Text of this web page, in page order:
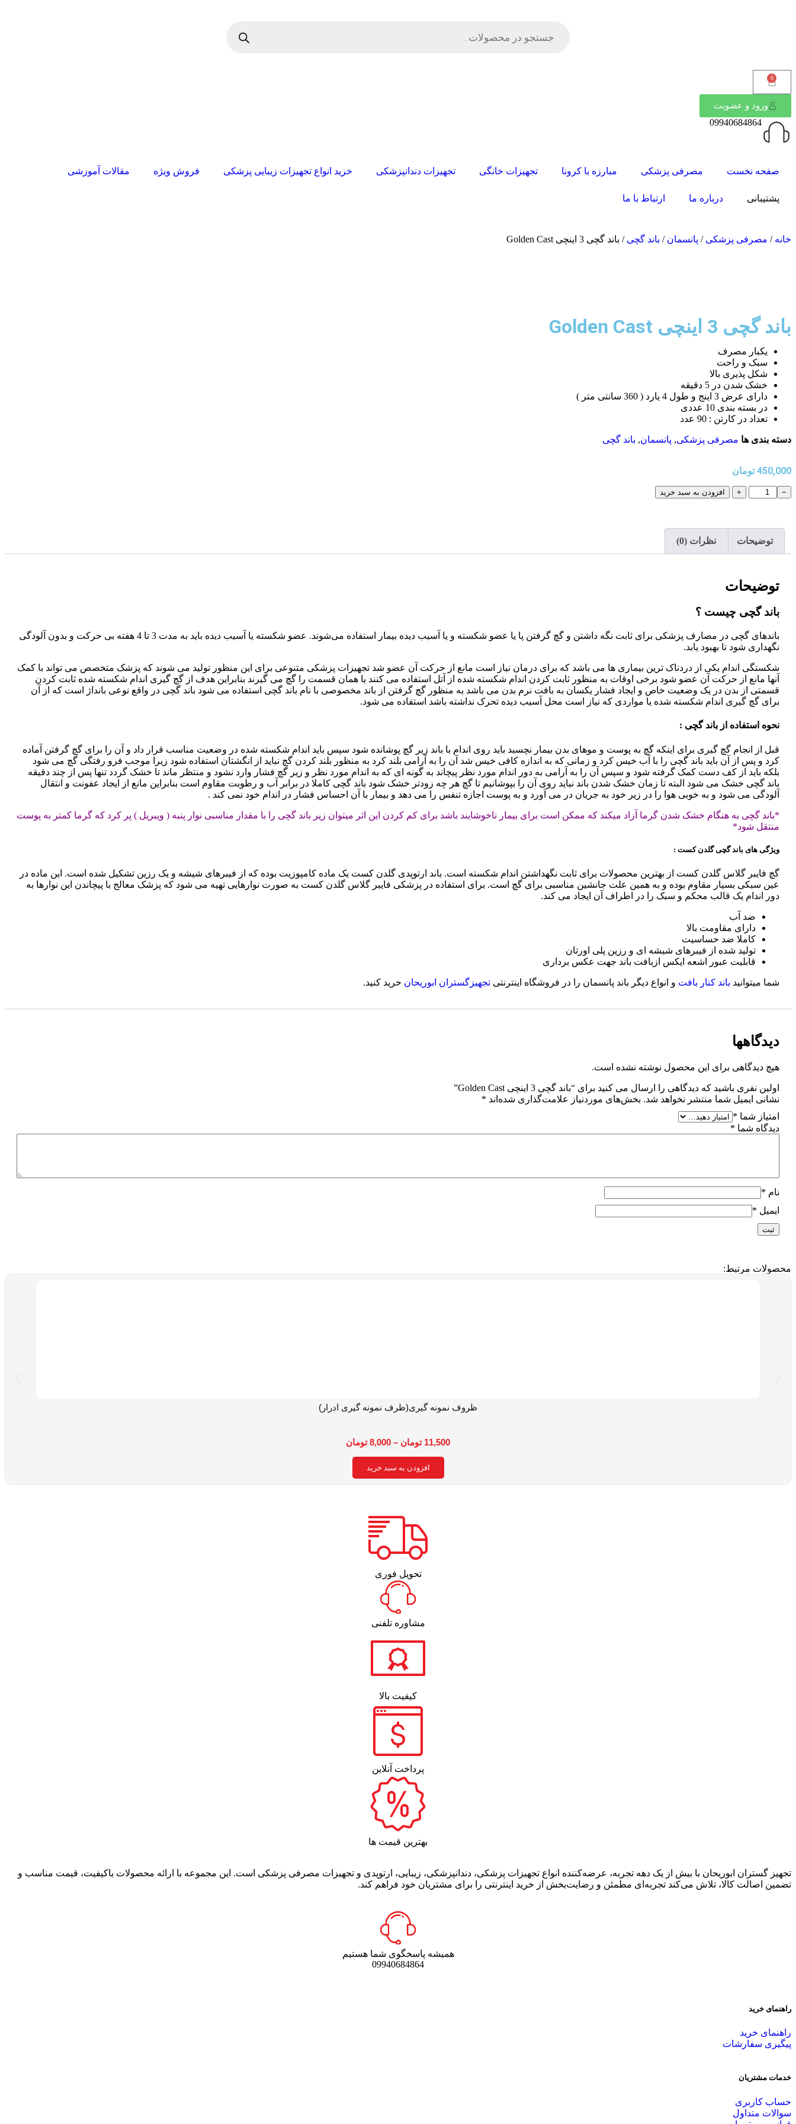
0
ورود و عضویت
09940684864
صفحه نخست مصرفی پزشکی مبارزه با کرونا تجهیزات خانگی تجهیزات دندانپزشکی خرید انواع تجهیزات زیبایی پزشکی فروش ویژه مقالات آموزشی
پشتیبانی درباره ما ارتباط با ما
خانه / مصرفی پزشکی / پانسمان / باند گچی / باند گچی 3 اینچی Golden Cast
باند گچی 3 اینچی Golden Cast
یکبار مصرف
سبک و راحت
شکل پذیری بالا
خشک شدن در 5 دقیقه
دارای عرض 3 اینج و طول 4 یارد ( 360 سانتی متر )
در بسته بندی 10 عددی
تعداد در کارتن : 90 عدد
دسته بندی ها مصرفی پزشکی, پانسمان, باند گچی
450,000 تومان
−
+ افزودن به سبد خرید
توضیحات نظرات (0)
توضیحات
باند گچی چیست ؟
باندهای گچی در مصارف پزشکی برای ثابت نگه داشتن و گچ گرفتن پا یا عضو شکسته و یا آسیب دیده بیمار استفاده می‌شوند. عضو شکسته یا آسیب دیده باید به مدت 3 تا 4 هفته بی حرکت و بدون آلودگی
نگهداری شود تا بهبود یابد.
شکستگی اندام یکی از دردناک ترین بیماری ها می باشد که برای درمان نیاز است مانع از حرکت آن عضو شد تجهیزات پزشکی متنوعی برای این منظور تولید می شوند که پزشک متخصص می تواند با کمک
آنها مانع از حرکت آن عضو شود برخی اوقات به منظور ثابت کردن اندام شکسته شده از آتل استفاده می کنند یا همان قسمت را گچ می گیرند بنابراین هدف از گچ گیری اندام شکسته شده ثابت کردن
قسمتی از بدن در یک وضعیت خاص و ایجاد فشار یکسان به بافت نرم بدن می باشد به منظور گچ گرفتن از باند مخصوصی با نام باند گچی استفاده می شود باند گچی در واقع نوعی بانداژ است که از آن
برای گچ گیری اندام شکسته شده یا مواردی که نیاز است محل آسیب دیده تحرک نداشته باشد استفاده می شود.
نحوه استفاده از باند گچی :
قبل از انجام گچ گیری برای اینکه گچ به پوست و موهای بدن بیمار نچسبد باید روی اندام با باند زیر گچ پوشانده شود سپس باید اندام شکسته شده در وضعیت مناسب قرار داد و آن را برای گچ گرفتن آماده
کرد و پس از آن باید باند گچی را با آب خیس کرد و زمانی که به اندازه کافی خیس شد آن را به آرامی بلند کرد به منظور بلند کردن گچ نباید از انگشتان استفاده شود زیرا موجب فرو رفتگی گچ می شود
بلکه باید از کف دست کمک گرفته شود و سپس آن را به آرامی به دور اندام مورد نظر پیچاند به گونه ای که به اندام مورد نظر و زیر گچ فشار وارد نشود و منتظر ماند تا خشک‌ گردد تنها پس از چند دقیقه
باند گچی خشک می شود البته تا زمان خشک شدن باند نباید روی آن را بپوشانیم تا گچ هر چه زودتر خشک شود باند گچی کاملا در برابر آب و رطوبت مقاوم است بنابراین مانع از ایجاد عفونت و انتقال
آلودگی می شود و به خوبی هوا را در زیر خود به جریان در می آورد و به پوست اجازه تنفس را می دهد و بیمار با آن احساس فشار در اندام خود نمی کند .
*باند گچی به هنگام خشک شدن گرما آزاد میکند که ممکن است برای بیمار ناخوشایند باشد برای کم کردن این اثر میتوان زیر باند گچی را با مقدار مناسبی نوار پنبه ( ویبریل ) پر کرد که گرما کمتر به پوست
منتقل شود*
ویژگی های باند گچی گلدن کست :
گچ فایبر گلاس گلدن کست از بهترین محصولات برای ثابت نگهداشتن اندام شکسته است. باند ارتوپدی گلدن کست یک ماده کامپوزیت بوده که از فیبرهای شیشه و یک رزین تشکیل شده است. این ماده در
عین سبکی بسیار مقاوم بوده و به همین علت جانشین مناسبی برای گچ است. برای استفاده در پزشکی فایبر گلاس گلدن کست به صورت نوارهایی تهیه می شود که پزشک معالج با پیچاندن این نوارها به
دور اندام یک قالب محکم و سبک را در اطراف آن ایجاد می کند.
ضد آب
دارای مقاومت بالا
کاملا ضد حساسیت
تولید شده از فیبرهای شیشه ای و رزین پلی اورتان
قابلیت عبور اشعه ایکس ازبافت باند جهت عکس برداری
شما میتوانید باند کنار بافت و انواع دیگر باند پانسمان را در فروشگاه اینترنتی تجهیزگستران ابوریحان خرید کنید.
دیدگاهها
هیچ دیدگاهی برای این محصول نوشته نشده است.
اولین نفری باشید که دیدگاهی را ارسال می کنید برای “باند گچی 3 اینچی Golden Cast”
نشانی ایمیل شما منتشر نخواهد شد. بخش‌های موردنیاز علامت‌گذاری شده‌اند *
امتیاز شما *
دیدگاه شما *
نام *
ایمیل *
محصولات مرتبط:
ظروف نمونه گیری(ظرف نمونه گیری ادرار)
11,500 تومان –
8,000 تومان
افزودن به سبد خرید
تحویل فوری
مشاوره تلفنی
کیفیت بالا
پرداخت آنلاین
بهترین قیمت ها
تجهیز گستران ابوریحان با بیش از یک دهه تجربه، عرضه‌کننده انواع تجهیزات پزشکی، دندانپزشکی، زیبایی، ارتوپدی و تجهیزات مصرفی پزشکی است. این مجموعه با ارائه محصولات باکیفیت، قیمت مناسب و
تضمین اصالت کالا، تلاش می‌کند تجربه‌ای مطمئن و رضایت‌بخش از خرید اینترنتی را برای مشتریان خود فراهم کند.
همیشه پاسخگوی شما هستیم
09940684864
راهنمای خرید
راهنمای خرید
پیگیری سفارشات
خدمات مشتریان
حساب کاربری
سوالات متداول